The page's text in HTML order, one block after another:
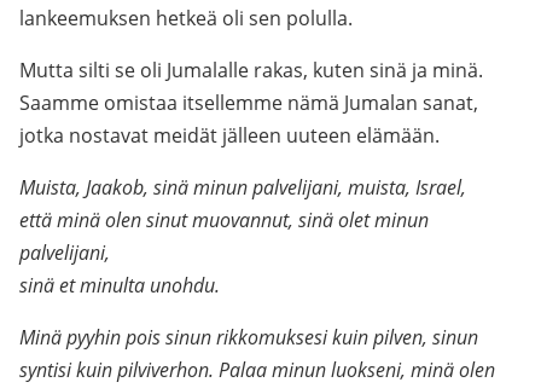
lankeemuksen hetkeä oli sen polulla.
Mutta silti se oli Jumalalle rakas, kuten sinä ja minä.
Saamme omistaa itsellemme nämä Jumalan sanat,
jotka nostavat meidät jälleen uuteen elämään.
Muista, Jaakob, sinä minun palvelijani, muista, Israel,
että minä olen sinut muovannut, sinä olet minun
palvelijani,
sinä et minulta unohdu.
Minä pyyhin pois sinun rikkomuksesi kuin pilven, sinun
syntisi kuin pilviverhon. Palaa minun luokseni, minä olen